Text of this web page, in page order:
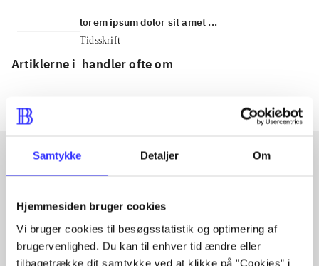
Samtykke Detaljer Om
Hjemmesiden bruger cookies
Vi bruger cookies til besøgsstatistik og optimering af
brugervenlighed. Du kan til enhver tid ændre eller
tilbagetrække dit samtykke ved at klikke på ”Cookies” i
lorem ipsum dolor sit amet ...
Tidsskrift
Artiklerne i handler ofte om
Fra